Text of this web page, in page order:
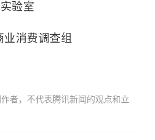
验室
业消费调查组
者，不代表腾讯新闻的观点和立